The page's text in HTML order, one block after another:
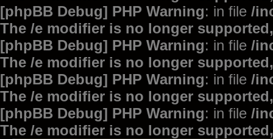
[phpBB Debug] PHP Warning: in file /
The /e modifier is no longer
[phpBB Debug] PHP Warning: in file /
The /e modifier is no longer
[phpBB Debug] PHP Warning: in file /
The /e modifier is no longer
[phpBB Debug] PHP Warning: in file /
The /e modifier is no longer